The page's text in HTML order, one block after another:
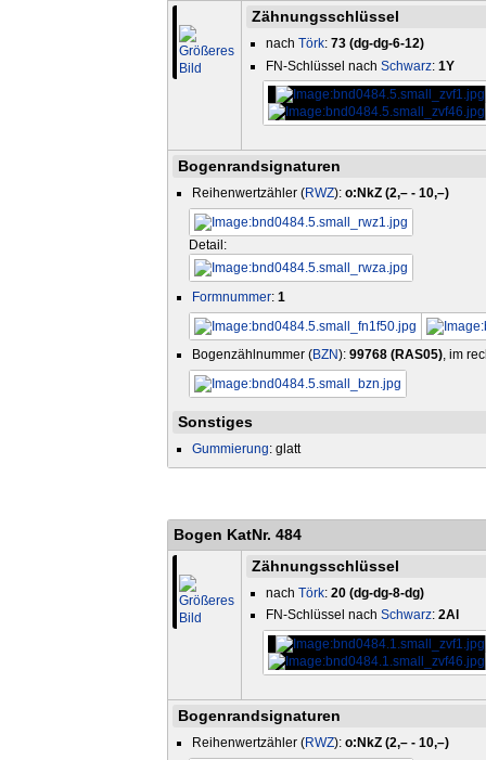
Zähnungsschlüssel
nach Törk: 73 (dg-dg-6-12)
FN-Schlüssel nach Schwarz: 1Y
Bogenrandsignaturen
Reihenwertzähler (RWZ): o:NkZ (2,– - 10,–)
Detail:
Formnummer: 1
Bogenzählnummer (BZN): 99768 (RAS05), im
Sonstiges
Gummierung: glatt
Bogen KatNr. 484
Zähnungsschlüssel
nach Törk: 20 (dg-dg-8-dg)
FN-Schlüssel nach Schwarz: 2Al
Bogenrandsignaturen
Reihenwertzähler (RWZ): o:NkZ (2,– - 10,–)